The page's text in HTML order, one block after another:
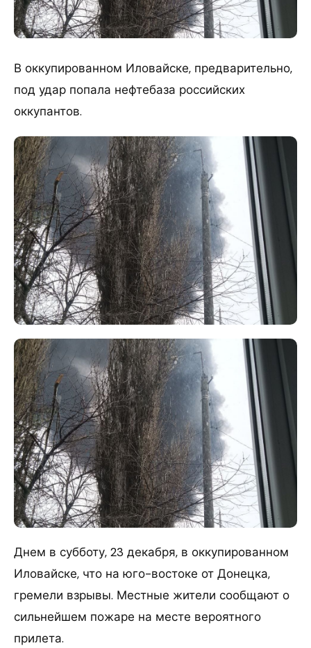
В оккупированном Иловайске, предварительно,
под удар попала нефтебаза российских
оккупантов.
Днем в субботу, 23 декабря, в оккупированном
Иловайске, что на юго-востоке от Донецка,
гремели взрывы. Местные жители сообщают о
сильнейшем пожаре на месте вероятного
прилета.